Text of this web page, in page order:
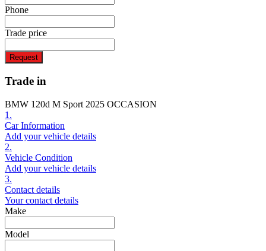
Phone
Trade price
Request
Trade in
BMW 120d M Sport 2025 OCCASION
1.
Car Information
Add your vehicle details
2.
Vehicle Condition
Add your vehicle details
3.
Contact details
Your contact details
Make
Model